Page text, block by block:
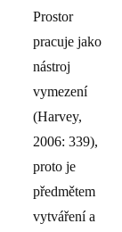
Prostor
pracuje jako
nástroj
vymezení
(Harvey,
2006: 339),
proto je
předmětem
vytváření a